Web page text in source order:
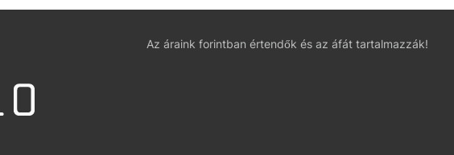
Az áraink forintban értendők és az áfát tartalmazzák!